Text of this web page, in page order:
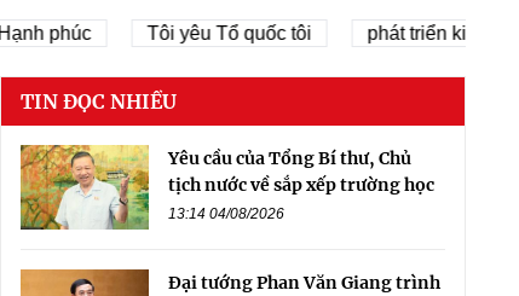
Tôi yêu Tổ quốc tôi phát triển kinh tế tư
TIN ĐỌC NHIỀU
Yêu cầu của Tổng Bí thư, Chủ
tịch nước về sắp xếp trường học
13:14 04/08/2026
Đại tướng Phan Văn Giang trình